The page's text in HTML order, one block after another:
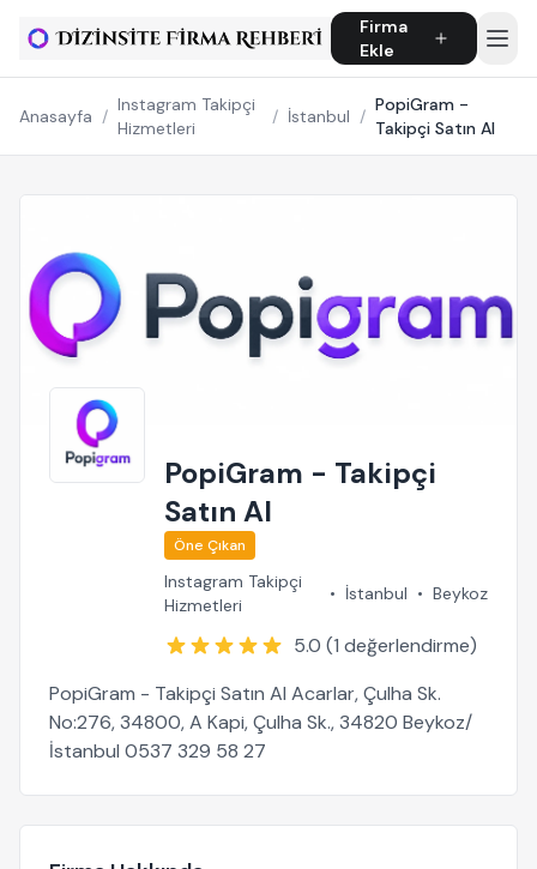
Firma
Ekle
Anasayfa /
Instagram Takipçi
Hizmetleri
/ İstanbul /
PopiGram -
Takipçi Satın Al
PopiGram - Takipçi
Satın Al
Öne Çıkan
Instagram Takipçi
Hizmetleri
• İstanbul • Beykoz
5.0 (1 değerlendirme)
PopiGram - Takipçi Satın Al Acarlar, Çulha Sk.
No:276, 34800, A Kapi, Çulha Sk., 34820 Beykoz/
İstanbul 0537 329 58 27